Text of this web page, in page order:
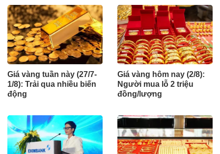
Giá vàng tuần này (27/7-
1/8): Trải qua nhiều biến
động
Giá vàng hôm nay (2/8):
Người mua lỗ 2 triệu
đồng/lượng